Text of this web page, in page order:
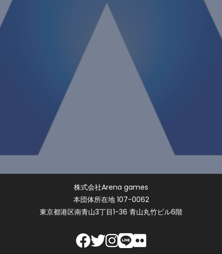
株式会社Arena games
本団体所在地 107-0062
東京都港区南青山3丁目1-36 青山丸竹ビル6階